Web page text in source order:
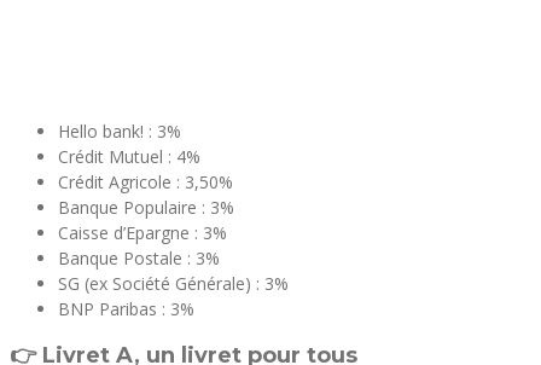
Hello bank! : 3%
Crédit Mutuel : 4%
Crédit Agricole : 3,50%
Banque Populaire : 3%
Caisse d’Epargne : 3%
Banque Postale : 3%
SG (ex Société Générale) : 3%
BNP Paribas : 3%
👉 Livret A, un livret pour tous